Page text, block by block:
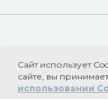
Сайт использует
сайте, вы
использовании